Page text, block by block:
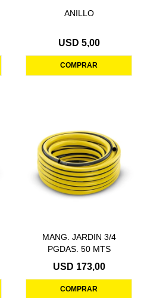
ANILLO
USD 5,00
MANG. JARDIN 3/4
PGDAS. 50 MTS
USD 173,00